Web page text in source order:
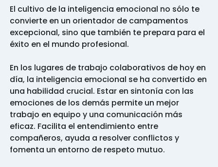
El cultivo de la inteligencia emocional no sólo te
convierte en un orientador de campamentos
excepcional, sino que también te prepara para el
éxito en el mundo profesional.
En los lugares de trabajo colaborativos de hoy en
día, la inteligencia emocional se ha convertido en
una habilidad crucial. Estar en sintonía con las
emociones de los demás permite un mejor
trabajo en equipo y una comunicación más
eficaz. Facilita el entendimiento entre
compañeros, ayuda a resolver conflictos y
fomenta un entorno de respeto mutuo.